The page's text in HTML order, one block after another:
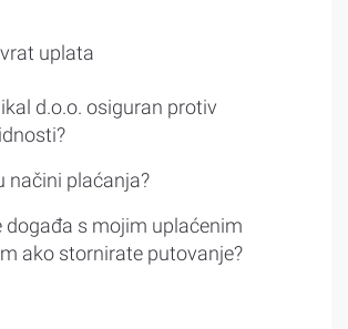
uplata
d.o.o. osiguran protiv
načini plaćanja?
događa s mojim uplaćenim
ako stornirate putovanje?